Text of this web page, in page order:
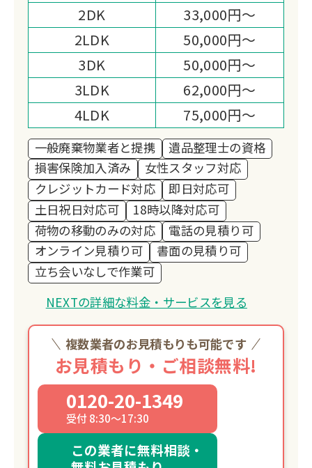
2DK
33,000円～
2LDK
50,000円～
3DK
50,000円～
3LDK
62,000円～
4LDK
75,000円～
一般廃棄物業者と提携
遺品整理士の資格
損害保険加入済み
女性スタッフ対応
クレジットカード対応
即日対応可
土日祝日対応可
18時以降対応可
荷物の移動のみの対応
電話の見積り可
オンライン見積り可
書面の見積り可
立ち会いなしで作業可
NEXTの詳細な料金・サービスを見る
複数業者のお見積もりも可能です
お見積もり・ご相談無料!
0120-20-1349
受付 8:30～17:30
この業者に無料相談・